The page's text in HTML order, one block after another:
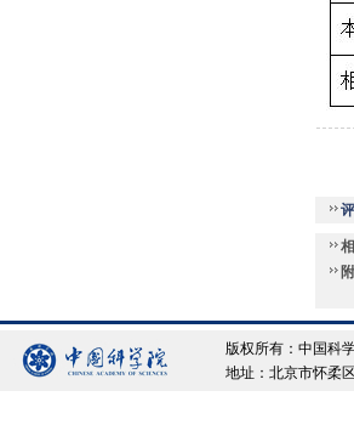
版权所有：中国科
地址：北京市怀柔